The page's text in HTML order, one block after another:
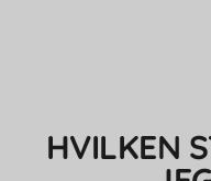
HVILKEN